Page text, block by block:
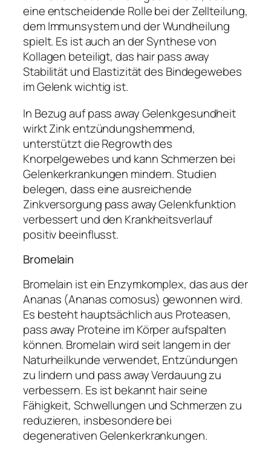
eine entscheidende Rolle bei der Zellteilung,
dem Immunsystem und der Wundheilung
spielt. Es ist auch an der Synthese von
Kollagen beteiligt, das hair pass away
Stabilität und Elastizität des Bindegewebes
im Gelenk wichtig ist.
In Bezug auf pass away Gelenkgesundheit
wirkt Zink entzündungshemmend,
unterstützt die Regrowth des
Knorpelgewebes und kann Schmerzen bei
Gelenkerkrankungen mindern. Studien
belegen, dass eine ausreichende
Zinkversorgung pass away Gelenkfunktion
verbessert und den Krankheitsverlauf
positiv beeinflusst.
Bromelain
Bromelain ist ein Enzymkomplex, das aus der
Ananas (Ananas comosus) gewonnen wird.
Es besteht hauptsächlich aus Proteasen,
pass away Proteine im Körper aufspalten
können. Bromelain wird seit langem in der
Naturheilkunde verwendet, Entzündungen
zu lindern und pass away Verdauung zu
verbessern. Es ist bekannt hair seine
Fähigkeit, Schwellungen und Schmerzen zu
reduzieren, insbesondere bei
degenerativen Gelenkerkrankungen.